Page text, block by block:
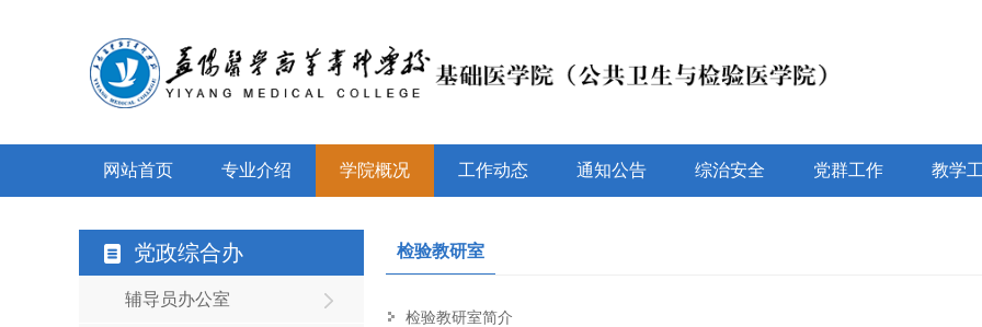
网站首页 专业介绍 学院概况 工作动态 通知公告 综治安全 党群工作 教学
党政综合办
辅导员办公室
检验教研室
检验教研室简介